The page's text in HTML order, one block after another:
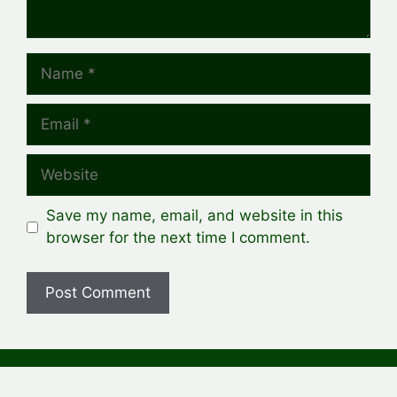
Name
Email
Website
Save my name, email, and website in this
browser for the next time I comment.